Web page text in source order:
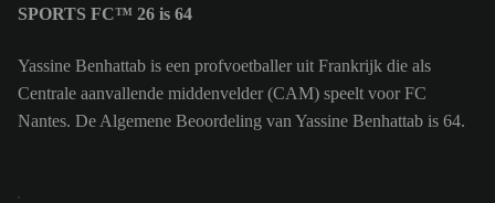
SPORTS FC™ 26 is 64
Yassine Benhattab is een profvoetballer uit Frankrijk die als
Centrale aanvallende middenvelder (CAM) speelt voor FC
Nantes. De Algemene Beoordeling van Yassine Benhattab is 64.